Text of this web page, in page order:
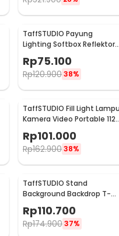
TaffSTUDIO Payung
Lighting Softbox Reflektor
- LD-TZ206
Rp75.100
Rp120.90038%
TaffSTUDIO Fill Light Lampu
Kamera Video Portable 112
Rp101.000
Rp162.90038%
TaffSTUDIO Stand
Background Backdrop T-
- M139
Rp110.700
Rp174.90037%